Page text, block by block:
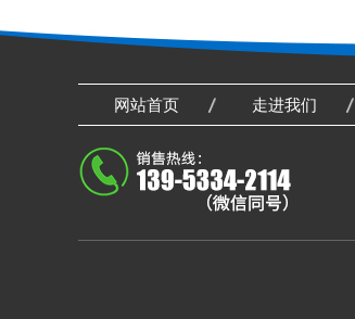
网站首页 走进我们